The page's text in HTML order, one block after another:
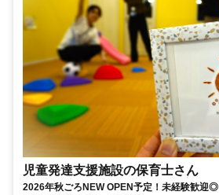
児童発達支援施設の保育士さん
2026年秋ごろNEW OPEN予定！未経験歓迎◎